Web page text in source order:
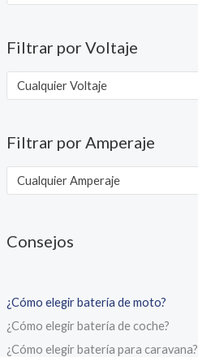
Filtrar por Voltaje
Cualquier Voltaje
Filtrar por Amperaje
Cualquier Amperaje
Consejos
¿Cómo elegir batería de moto?
¿Cómo elegir batería de coche?
¿Cómo elegir batería para caravana?